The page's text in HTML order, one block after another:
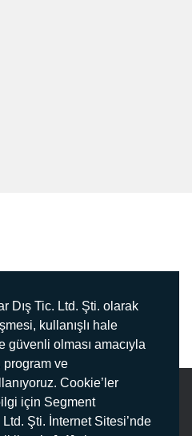
Dış Tic. Ltd. Şti. olarak
kullanışlı hale
güvenli olması amacıyla
program ve
Cookie’ler
için Segment
Şti. İnternet Sitesi’nde